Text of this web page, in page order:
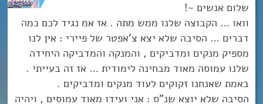
שלום אנשים ~!
וואו … הקבוצה שלנו ממש מתה . אז אמ נגיד לכם כמה
דברים … הסיבה שלא יצא צ’אפטר של פיירי : אין לנו
מספיק מנקים ומדביקים , והמנקה והמדביקה היחידה
שלנו עמוסה מאוד מבחינה לימודית … אז זה בעייתי .
באמת שאנחנו זקוקים לעוד מנקים ומדביקים .
הסיבה שלא יוצא שנ”ס : אני ועידו מאוד עמוסים , ויהיה